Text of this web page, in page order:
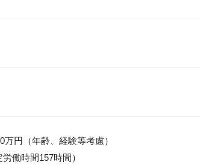
円（年齢、経験等考慮）
働時間157時間）